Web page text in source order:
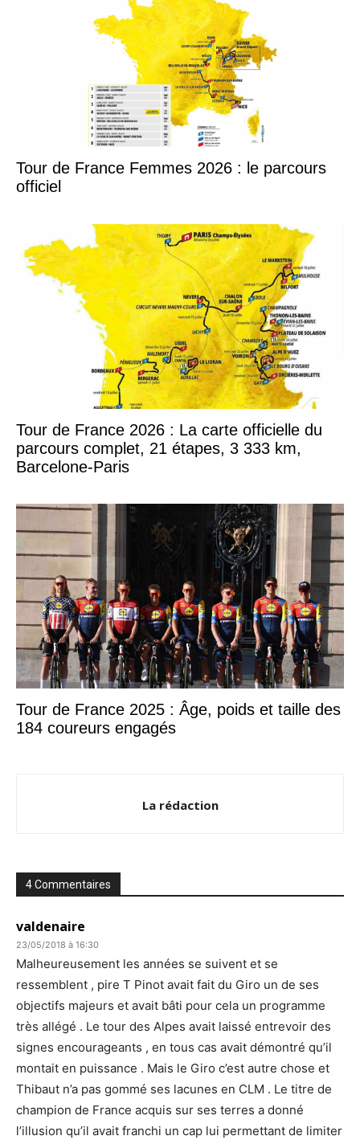
Tour de France Femmes 2026 : le parcours
officiel
Tour de France 2026 : La carte officielle du
parcours complet, 21 étapes, 3 333 km,
Barcelone-Paris
Tour de France 2025 : Âge, poids et taille des
184 coureurs engagés
La rédaction
4 Commentaires
valdenaire
23/05/2018 à 16:30
Malheureusement les années se suivent et se
ressemblent , pire T Pinot avait fait du Giro un de ses
objectifs majeurs et avait bâti pour cela un programme
très allégé . Le tour des Alpes avait laissé entrevoir des
signes encourageants , en tous cas avait démontré qu’il
montait en puissance . Mais le Giro c’est autre chose et
Thibaut n’a pas gommé ses lacunes en CLM . Le titre de
champion de France acquis sur ses terres a donné
l’illusion qu’il avait franchi un cap lui permettant de limiter